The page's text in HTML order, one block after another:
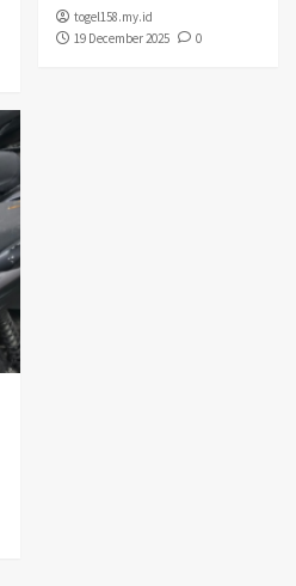
togel158.my.id
19 December 2025
0